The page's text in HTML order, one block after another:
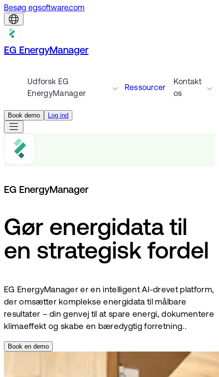
Besøg egsoftware.com
EG EnergyManager
Udforsk EG
EnergyManager
Ressourcer
Kontakt
os
Book demo Log ind
EG EnergyManager
Gør energidata til
en strategisk fordel
EG EnergyManager er en intelligent AI-drevet platform,
der omsætter komplekse energidata til målbare
resultater – din genvej til at spare energi, dokumentere
klimaeffekt og skabe en bæredygtig forretning..
Book en demo